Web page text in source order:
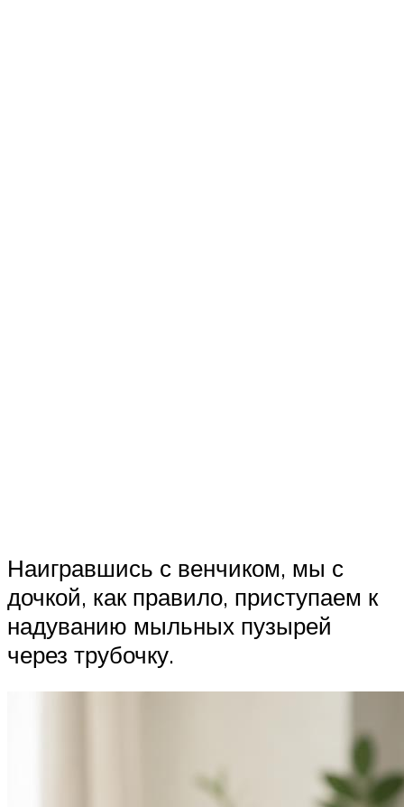
Наигравшись с венчиком, мы с
дочкой, как правило, приступаем к
надуванию мыльных пузырей
через трубочку.